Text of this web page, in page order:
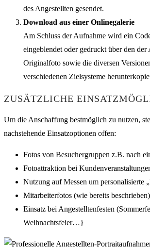
des Angestellten gesendet.
Download aus einer Onlinegalerie
Am Schluss der Aufnahme wird ein
eingeblendet oder gedruckt über den der
Originalfoto sowie die diversen
verschiedenen Zielsysteme
ZUSÄTZLICHE
Um die Anschaffung bestmöglich zu nutzen,
nachstehende Einsatzoptionen offen:
Fotos von Besuchergruppen z.B. nach
Fotoattraktion bei
Nutzung auf Messen um personalisierte
Mitarbeiterfotos (wie bereits beschrieben)
Einsatz bei Angestelltenfesten
Weihnachtsfeier…}